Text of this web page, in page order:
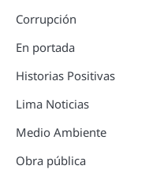
Corrupción
En portada
Historias Positivas
Lima Noticias
Medio Ambiente
Obra pública